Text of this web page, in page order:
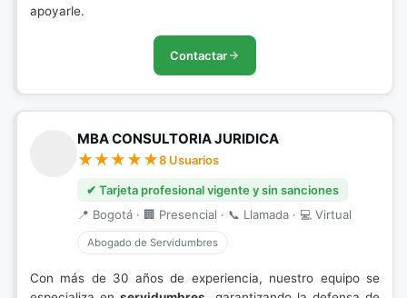
apoyarle.
Contactar
MBA CONSULTORIA JURIDICA
8 Usuarios
✔ Tarjeta profesional vigente y sin sanciones
📍 Bogotá · 🏢 Presencial · 📞 Llamada · 💻 Virtual
Abogado de Servidumbres
Con más de 30 años de experiencia, nuestro equipo se